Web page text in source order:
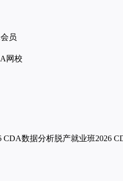
员
网校
CDA数据分析脱产就业班2026